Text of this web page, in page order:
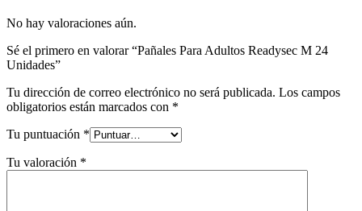
No hay valoraciones aún.
Sé el primero en valorar “Pañales Para Adultos Readysec M 24
Unidades”
Tu dirección de correo electrónico no será publicada. Los campos
obligatorios están marcados con *
Tu puntuación *
Tu valoración *